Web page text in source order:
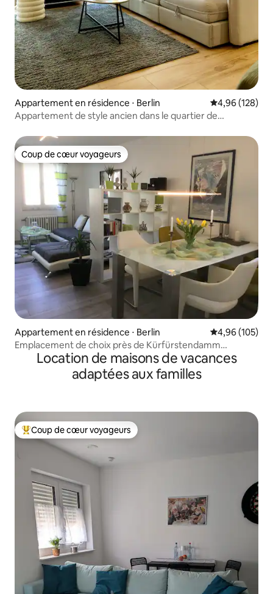
Appartement en résidence ⋅ Berlin Évaluation
4,96 (128)
Appartement de style ancien dans le quartier de
Coup de cœur voyageurs
Coup de cœur voyageurs
Appartement en résidence ⋅ Berlin Évaluation
4,96 (105)
Emplacement de choix près de Kürfürstendamm
appartement exclusif
Location de maisons de vacances
adaptées aux familles
Coups de cœur voyageurs les plus appréciés
Coup de cœur voyageurs